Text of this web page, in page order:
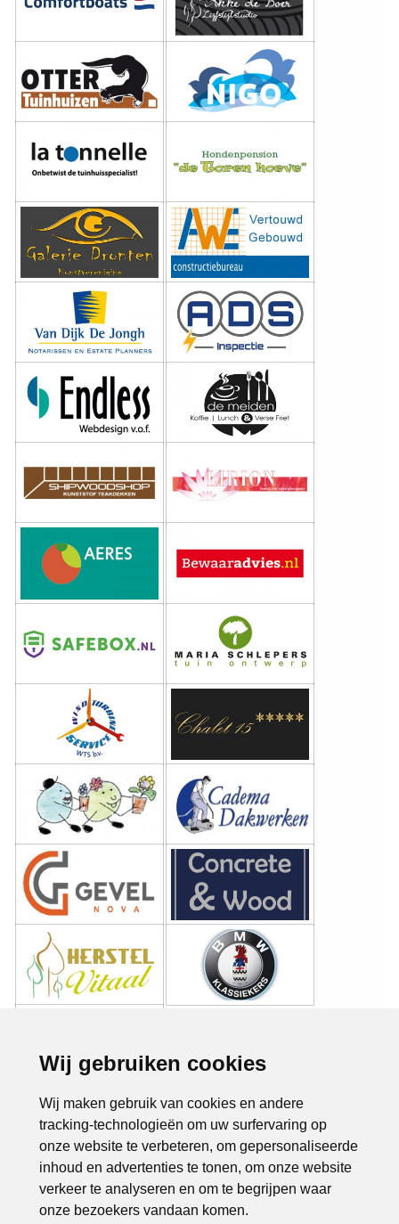
Wij gebruiken cookies
Wij maken gebruik van cookies en andere
tracking-technologieën om uw surfervaring op
onze website te verbeteren, om gepersonaliseerde
inhoud en advertenties te tonen, om onze website
verkeer te analyseren en om te begrijpen waar
onze bezoekers vandaan komen.